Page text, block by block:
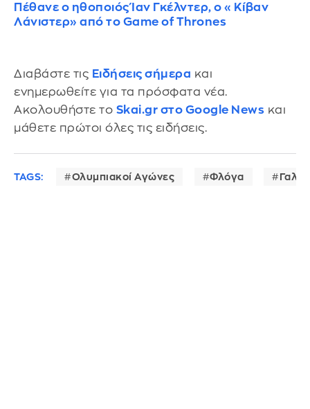
Πέθανε ο ηθοποιός Ίαν Γκέλντερ, ο «Κίβαν
Λάνιστερ» από το Game of Thrones
Διαβάστε τις Ειδήσεις σήμερα και
ενημερωθείτε για τα πρόσφατα νέα.
Ακολουθήστε το Skai.gr στο Google News και
μάθετε πρώτοι όλες τις ειδήσεις.
TAGS: Ολυμπιακοί Αγώνες Φλόγα